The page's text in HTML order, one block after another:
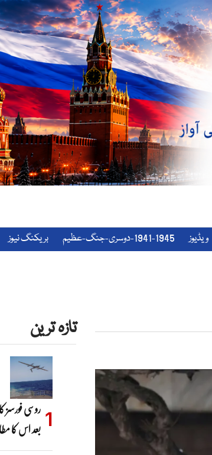
ویڈیوز 1941-1945-دوسری-جنگ-عظیم بریکنگ نیوز
تازہ ترین
روسی فورسز
بعد اس کا